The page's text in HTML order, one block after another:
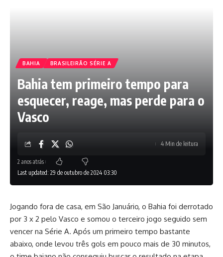
BAHIA BRASILEIRÃO SÉRIE A
Bahia tem primeiro tempo para
esquecer, reage, mas perde para o
Vasco
Last updated: 29 de outubro de 2024 03:30
2 anos atrás
4 Min de leitura
Jogando fora de casa, em São Januário, o Bahia foi derrotado
por 3 x 2 pelo Vasco e somou o terceiro jogo seguido sem
vencer na Série A. Após um primeiro tempo bastante
abaixo, onde levou três gols em pouco mais de 30 minutos,